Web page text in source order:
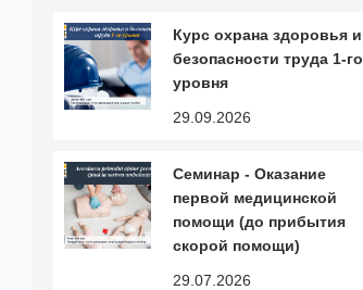
Курс охранa здоровья и
безопасности труда 1-го
уровня
29.09.2026
Cеминар - Оказание
первой медицинской
помощи (до прибытия
скорой помощи)
29.07.2026